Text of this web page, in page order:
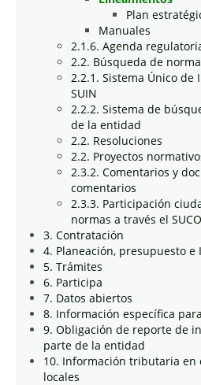
Plan
Manuales
2.1.6. Agenda
2.2. Búsqueda de
2.2.1. Sistema Único
SUIN
2.2.2. Sistema de
de la entidad
2.2. Resoluciones
2.2. Proyectos
2.3.2. Comentarios y
comentarios
2.3.3. Participación
normas a través el
3. Contratación
4. Planeación, presupuesto e
5. Trámites
6. Participa
7. Datos abiertos
8. Información específica
9. Obligación de reporte de
parte de la entidad
10. Información tributaria
locales